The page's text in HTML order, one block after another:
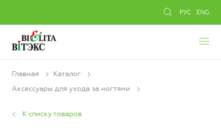
РУС ENG
Главная
Каталог
Аксессуары для ухода за ногтями
К списку товаров